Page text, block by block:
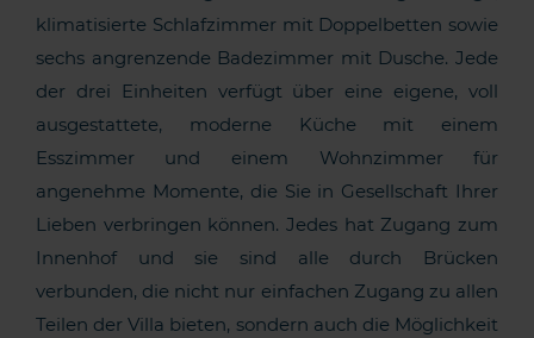
klimatisierte Schlafzimmer mit Doppelbetten sowie
sechs angrenzende Badezimmer mit Dusche. Jede
der drei Einheiten verfügt über eine eigene, voll
ausgestattete, moderne Küche mit einem
Esszimmer und einem Wohnzimmer für
angenehme Momente, die Sie in Gesellschaft Ihrer
Lieben verbringen können. Jedes hat Zugang zum
Innenhof und sie sind alle durch Brücken
verbunden, die nicht nur einfachen Zugang zu allen
Teilen der Villa bieten, sondern auch die Möglichkeit